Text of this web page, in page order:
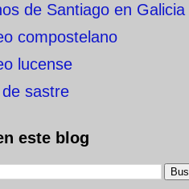
de Santiago en Galicia
compostelano
lucense
sastre
este blog